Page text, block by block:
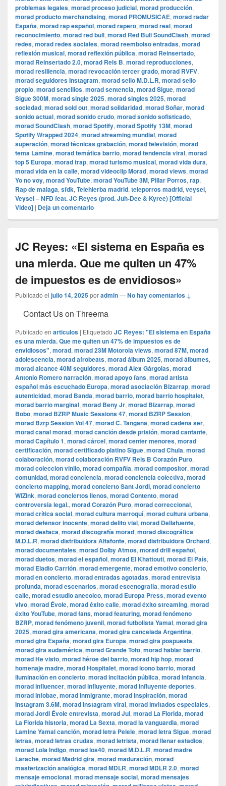
problemas legales, morad proceso judicial, morad producción,
morad producto merchandising, morad PROMUSICAE, morad radar
España, morad rap español, morad rapero, morad real, morad
reconocimiento, morad red bull, morad Red Bull SoundClash, morad
redes, morad redes sociales, morad reembolso entradas, morad
reflexión musical, morad reflexión pública, morad Reinsertado,
morad Reinsertado 2.0, morad Rels B, morad reproducciones,
morad resiliencia, morad revocación tercer grado, morad RVFV,
morad seguidores Instagram, morad sello M.D.L.R, morad sello
propio, morad sencillos, morad sentencia, morad Sigue, morad
Sigue 300M, morad single 2025, morad singles 2025, morad
sociedad, morad sold out, morad solidaridad, morad Soñar, morad
sonido actual, morad sonido crudo, morad sonido sofisticado,
morad SoundClash, morad Spotify, morad Spotify 13M, morad
Spotify Wrapped 2024, morad streaming mundial, morad
superación, morad técnicas grabación, morad televisión, morad
tema Lamine, morad temática barrio, morad tendencia viral, morad
top 5 Europa, morad trap, morad turismo musical, morad vida dura,
morad vida en la calle, morad videocli‏p Morad, morad views, morad
Yo no voy, morad YouTube, morad YouTube 3M, Pillar Porros, rap,
Rap de malaga, sfdk, Telehierba madrid, teleporros madrid, veysel,
Veysel – NFD feat. JC Reyes (prod. Juh-Dee & Kyree) [Official
Video] | Deja un comentario
JC Reyes: «El sistema en España es
una mierda. Que me quiten un 47%
de impuestos es de envidiosos»
Publicado el julio 14, 2025poradmin—No hay comentarios ↓
Contact Us on Threema
Publicado en articulos | Etiquetado JC Reyes: "El sistema en España
es una mierda. Que me quiten un 47% de impuestos es de
envidiosos", morad, morad 23M Motorola views, morad 87M, morad
adolescencia, morad afrobeats, morad álbum 2025, morad álbumes,
morad alcance 40M seguidores, morad Alex Gárgolas, morad
Antonio Romero narración, morad apoyo fans, morad artista
español más escuchado Europa, morad asociación Bizarrap, morad
autenticidad, morad Banda, morad barrio, morad barrio hospitalet,
morad barrio marginal, morad Beny Jr, morad Bizarrap, morad
Bobo, morad BZRP Music Sessions 47, morad BZRP Session,
morad Bzrp Session Vol 47, morad C. Tangana, morad cadena ser,
morad canal morad, morad canción desde prisión, morad cantante,
morad Capítulo 1, morad cárcel, morad center menores, morad
certificación, morad certificado platino Sigue, morad Chula, morad
colaboración, morad colaboración RVFV Rels B Corazón Puro,
morad coleccion vinilo, morad compañía, morad compositor, morad
comunidad, morad conciencia, morad conciencia colectiva, morad
concierto mapping, morad concierto Sant Jordi, morad concierto
WiZink, morad conciertos llenos, morad Contento, morad
controversia legal., morad Corazón Puro, morad correccional,
morad crítica social, morad cultura marroquí, morad cultura urbana,
morad defensor inocente, morad delito vial, morad Dellafuente,
morad destaca, morad discografía morad, morad discográfica
M.D.L.R, morad distribuidora Altafonte, morad distribuidora Orchard,
morad documentales, morad Dolby Atmos, morad drill español,
morad duetos, morad el español, morad El Khattouti, morad El País,
morad Eladio Carrión, morad emergente, morad emotivo concierto,
morad en concierto, morad entradas agotadas, morad entrevista
profunda, morad escenarios, morad escenografía, morad estilo
calle, morad estudio anecoico, morad Europa Press, morad evento
vivo, morad Évole, morad éxito calle, morad éxito streaming, morad
éxito YouTube, morad fans, morad featuring, morad fenómeno
BZRP, morad fenómeno juvenil, morad futbolista Yamal, morad gira
2025, morad gira americana, morad gira cancelada Argentina,
morad gira España, morad gira Europa, morad gira pospuesta,
morad gira sudamérica, morad Grande Toto, morad hablar barrio,
morad He visto, morad héroe del barrio, morad hip hop, morad
homenaje madre, morad Hospitalet, morad icono barrio, morad
iluminación en concierto, morad incitación pública, morad infancia,
morad influencer, morad influyente, morad influyente deportes,
morad infobae, morad inmigrante, morad inspiración, morad
Instagram 3.6M, morad Instagram viral, morad invitados especiales,
morad Jordi Évole entrevista, morad Jul, morad La Florida, morad
La Florida historia, morad La Sexta, morad la vanguardia, morad
Lamine Yamal canción, morad letra Pelele, morad letra Sigue, morad
letras, morad letras crudas, morad letrista, morad llenar estadios,
morad Lola Indigo, morad los40, morad M.D.L.R, morad madre
Larache, morad Madrid gira, morad maduración, morad
masterización analógica, morad MDLR, morad MDLR 2.0, morad
mensaje emocional, morad mensaje social, morad mensajes